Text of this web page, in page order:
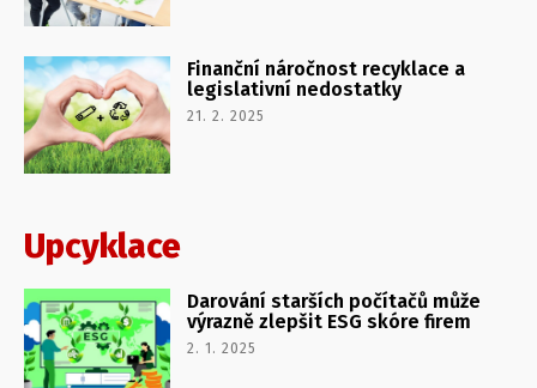
Finanční náročnost recyklace a
legislativní nedostatky
21. 2. 2025
Upcyklace
Darování starších počítačů může
výrazně zlepšit ESG skóre firem
2. 1. 2025